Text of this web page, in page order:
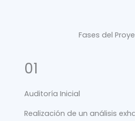
Fases del
01
Auditoría Inicial
Realización de un análisis